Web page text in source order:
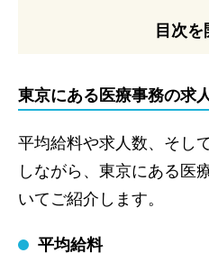
4. 人は多いが人付き合
東京で働く際に注意してお
通勤ラッシュが激しい
家賃相場や物価が高い
東京都で医療事務をやり
すめエリアを紹介
通勤に便利なエリア
目次を
東京にある医療事務の求
平均給料や求人数、そし
しながら、東京にある医
いてご紹介します。
平均給料